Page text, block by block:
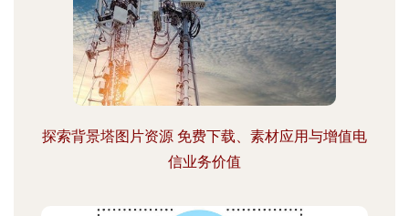
探索背景塔图片资源 免费下载、素材应用与增值电
信业务价值